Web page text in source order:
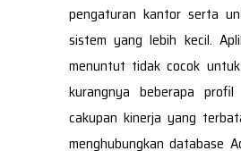
pengaturan kantor serta
sistem yang lebih kecil.
menuntut tidak cocok
kurangnya beberapa
cakupan kinerja yang
menghubungkan database